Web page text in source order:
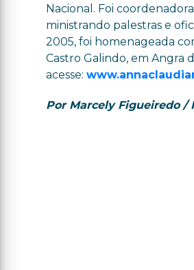
Nacional. Foi
ministrando palestras e
2005, foi homenageada
Castro Galindo, em Angra
acesse:
Por Marcely Figueiredo /